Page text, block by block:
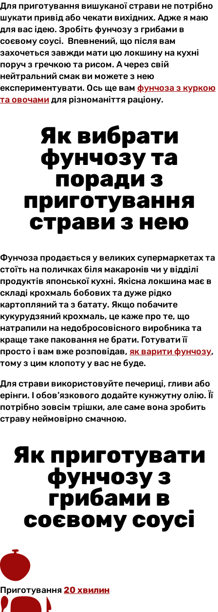
Для приготування вишуканої страви не потрібно
шукати привід або чекати вихідних. Адже я маю
для вас ідею. Зробіть фунчозу з грибами в
соєвому соусі. Впевнений, що після вам
захочеться завжди мати цю локшину на кухні
поруч з гречкою та рисом. А через свій
нейтральний смак ви можете з нею
експериментувати. Ось ще вам фунчоза з куркою
та овочамидля різноманіття раціону.
Як вибрати
фунчозу та
поради з
приготування
страви з нею
Фунчоза продається у великих супермаркетах та
стоїть на поличках біля макаронів чи у відділі
продуктів японської кухні. Якісна локшина має в
складі крохмаль бобових та дуже рідко
картопляний та з батату. Якщо побачите
кукурудзяний крохмаль, це каже про те, що
натрапили на недобросовісного виробника та
краще таке паковання не брати. Готувати її
просто і вам вже розповідав, як варити фунчозу,
тому з цим клопоту у вас не буде.
Для страви використовуйте печериці, гливи або
ерінги. І обов’язкового додайте кунжутну олію. Її
потрібно зовсім трішки, але саме вона зробить
страву неймовірно смачною.
Як приготувати
фунчозу з
грибами в
соєвому соусі
Приготування20 хвилин